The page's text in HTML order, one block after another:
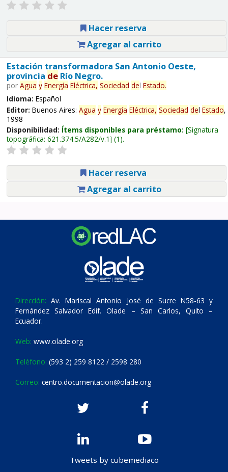
Hacer reserva
Agregar al carrito
Estación transformadora San Antonio Oeste,
provincia deRío Negro.
por Agua y Energía Eléctrica, Sociedad del Estado.
Idioma: Español
Editor: Buenos Aires: Agua y Energía Eléctrica, Sociedad del Estado,
1998
Disponibilidad: Ítems disponibles para préstamo: Signatura
topográfica: 621.374.5/A282/v.1 (1).
Hacer reserva
Agregar al carrito
Dirección: Av. Mariscal Antonio José de Sucre N58-63 y
Fernández Salvador Edif. Olade – San Carlos, Quito –
Ecuador.
Web: www.olade.org
Teléfono: (593 2) 259 8122 / 2598 280
Correo: centro.documentacion@olade.org
Tweets by cubemediaco